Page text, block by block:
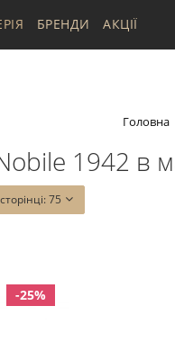
БРЕНДИ АКЦІЇ
Головна
1942 в
75
-25%